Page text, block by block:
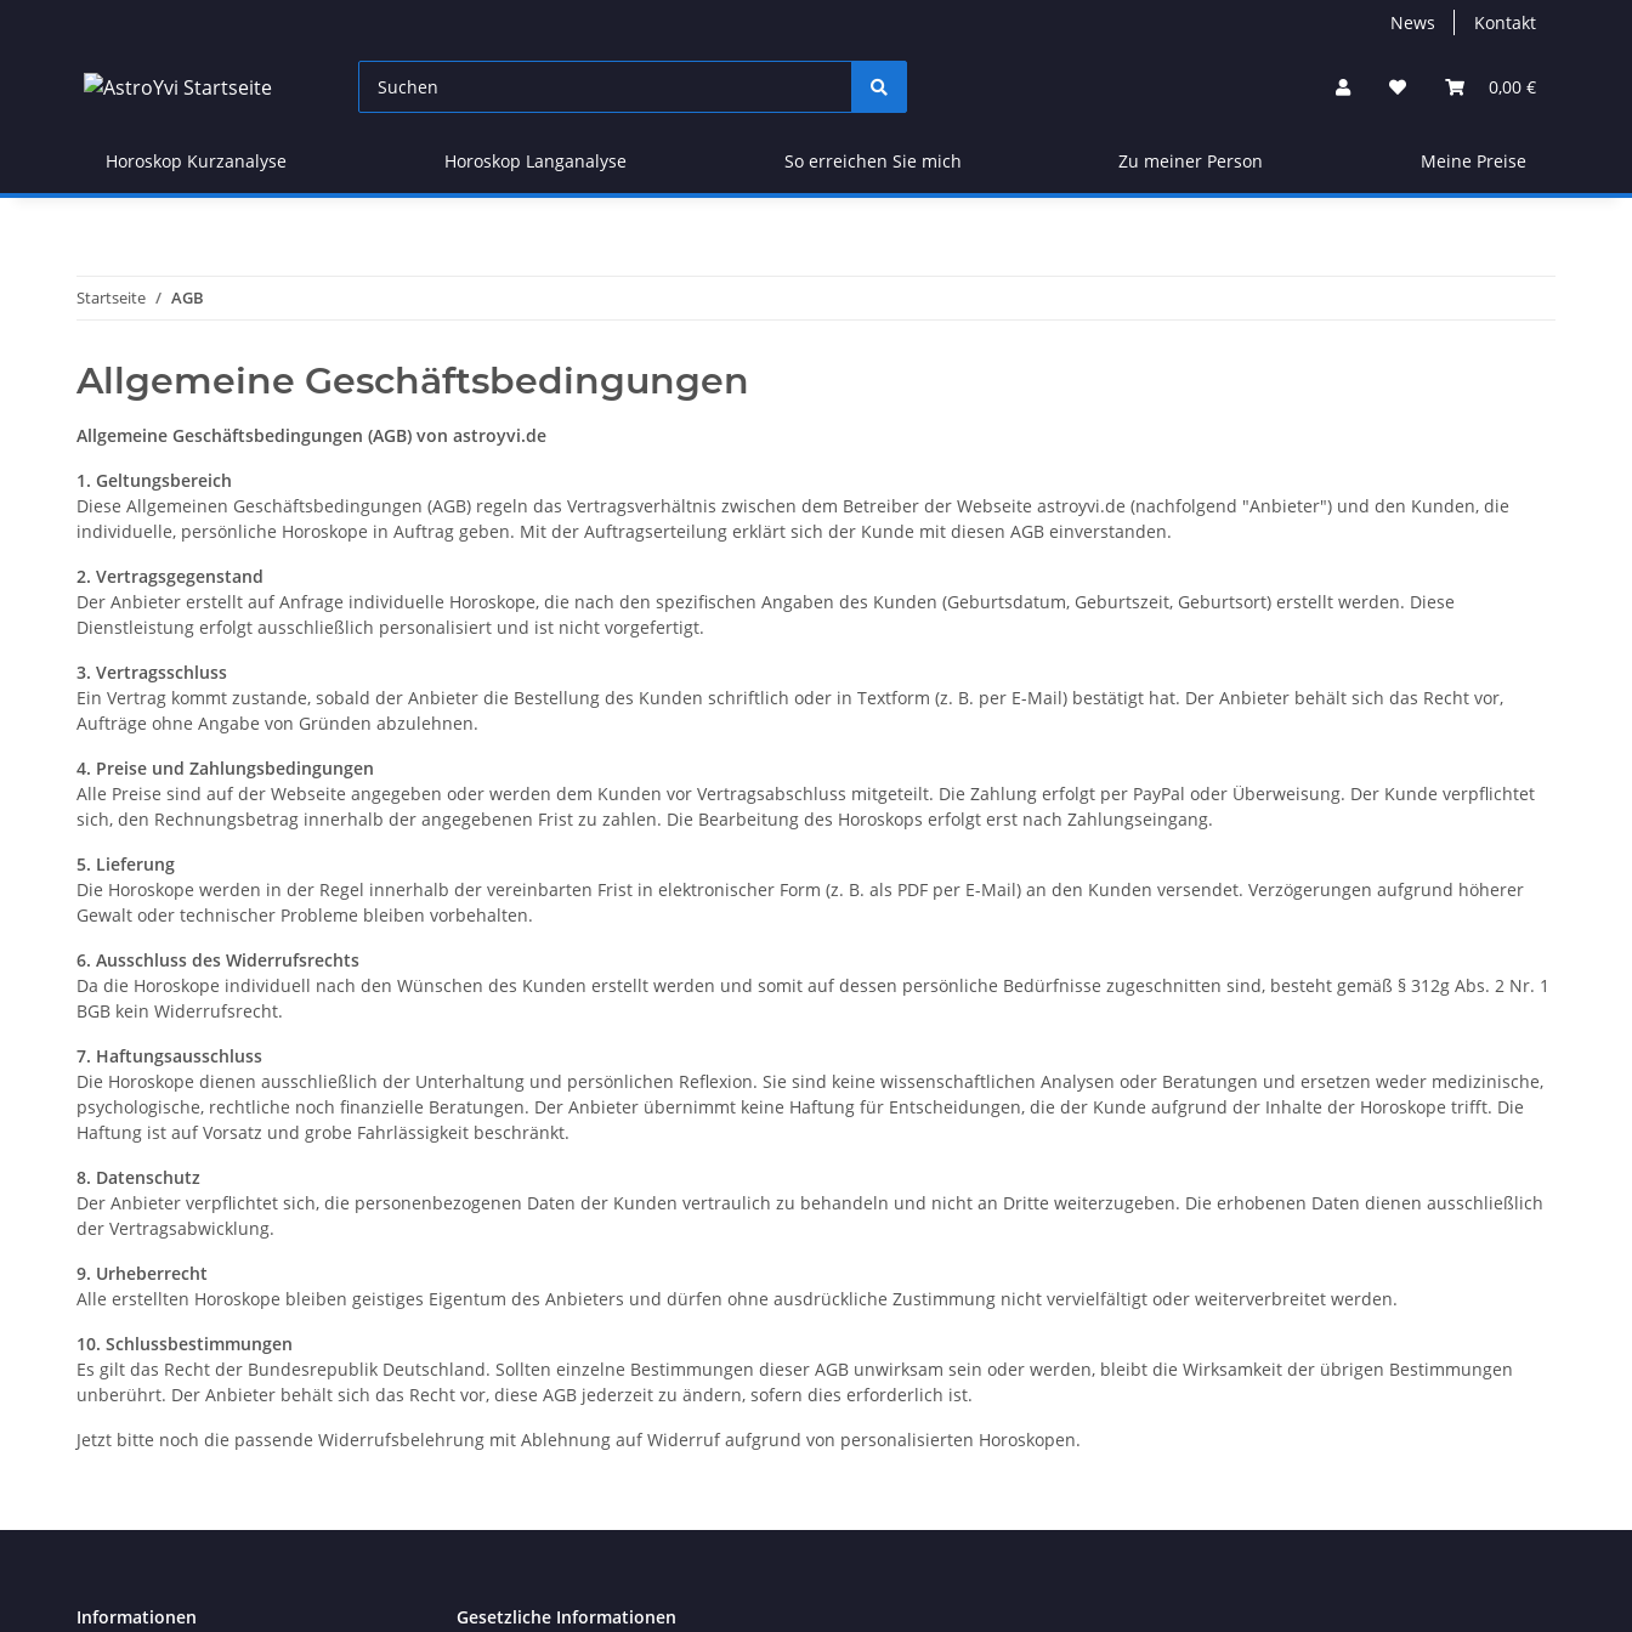
News Kontakt
0,00 €
Horoskop Kurzanalyse Horoskop Langanalyse So erreichen Sie mich Zu meiner Person Meine Preise
Startseite AGB
Allgemeine Geschäftsbedingungen
Allgemeine Geschäftsbedingungen (AGB) von astroyvi.de
1. Geltungsbereich
Diese Allgemeinen Geschäftsbedingungen (AGB) regeln das Vertragsverhältnis zwischen dem Betreiber der Webseite astroyvi.de (nachfolgend "Anbieter") und den Kunden, die
individuelle, persönliche Horoskope in Auftrag geben. Mit der Auftragserteilung erklärt sich der Kunde mit diesen AGB einverstanden.
2. Vertragsgegenstand
Der Anbieter erstellt auf Anfrage individuelle Horoskope, die nach den spezifischen Angaben des Kunden (Geburtsdatum, Geburtszeit, Geburtsort) erstellt werden. Diese
Dienstleistung erfolgt ausschließlich personalisiert und ist nicht vorgefertigt.
3. Vertragsschluss
Ein Vertrag kommt zustande, sobald der Anbieter die Bestellung des Kunden schriftlich oder in Textform (z. B. per E-Mail) bestätigt hat. Der Anbieter behält sich das Recht vor,
Aufträge ohne Angabe von Gründen abzulehnen.
4. Preise und Zahlungsbedingungen
Alle Preise sind auf der Webseite angegeben oder werden dem Kunden vor Vertragsabschluss mitgeteilt. Die Zahlung erfolgt per PayPal oder Überweisung. Der Kunde verpflichtet
sich, den Rechnungsbetrag innerhalb der angegebenen Frist zu zahlen. Die Bearbeitung des Horoskops erfolgt erst nach Zahlungseingang.
5. Lieferung
Die Horoskope werden in der Regel innerhalb der vereinbarten Frist in elektronischer Form (z. B. als PDF per E-Mail) an den Kunden versendet. Verzögerungen aufgrund höherer
Gewalt oder technischer Probleme bleiben vorbehalten.
6. Ausschluss des Widerrufsrechts
Da die Horoskope individuell nach den Wünschen des Kunden erstellt werden und somit auf dessen persönliche Bedürfnisse zugeschnitten sind, besteht gemäß § 312g Abs. 2 Nr. 1
BGB kein Widerrufsrecht.
7. Haftungsausschluss
Die Horoskope dienen ausschließlich der Unterhaltung und persönlichen Reflexion. Sie sind keine wissenschaftlichen Analysen oder Beratungen und ersetzen weder medizinische,
psychologische, rechtliche noch finanzielle Beratungen. Der Anbieter übernimmt keine Haftung für Entscheidungen, die der Kunde aufgrund der Inhalte der Horoskope trifft. Die
Haftung ist auf Vorsatz und grobe Fahrlässigkeit beschränkt.
8. Datenschutz
Der Anbieter verpflichtet sich, die personenbezogenen Daten der Kunden vertraulich zu behandeln und nicht an Dritte weiterzugeben. Die erhobenen Daten dienen ausschließlich
der Vertragsabwicklung.
9. Urheberrecht
Alle erstellten Horoskope bleiben geistiges Eigentum des Anbieters und dürfen ohne ausdrückliche Zustimmung nicht vervielfältigt oder weiterverbreitet werden.
10. Schlussbestimmungen
Es gilt das Recht der Bundesrepublik Deutschland. Sollten einzelne Bestimmungen dieser AGB unwirksam sein oder werden, bleibt die Wirksamkeit der übrigen Bestimmungen
unberührt. Der Anbieter behält sich das Recht vor, diese AGB jederzeit zu ändern, sofern dies erforderlich ist.
Jetzt bitte noch die passende Widerrufsbelehrung mit Ablehnung auf Widerruf aufgrund von personalisierten Horoskopen.
Informationen Gesetzliche Informationen